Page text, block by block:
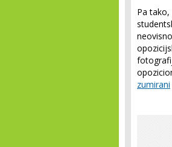
Pa
zumirani